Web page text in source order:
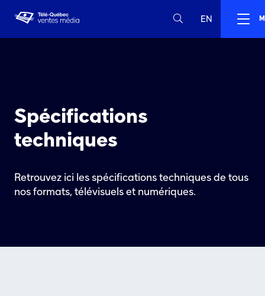
EN
Spécifications
techniques
Retrouvez ici les spécifications techniques de tous
nos formats, télévisuels et numériques.